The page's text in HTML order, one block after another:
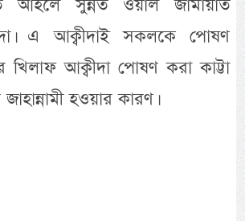
আহলে সুন্নত ওয়াল জামায়াত
এ আক্বীদাই সকলকে পোষণ
আক্বীদা পোষণ করা কাট্টা
হওয়ার কারণ।